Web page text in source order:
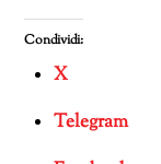
Condividi:
X
Telegram